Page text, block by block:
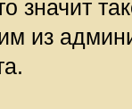
значит
из